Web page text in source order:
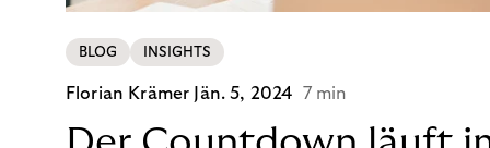
BLOG INSIGHTS
Florian Krämer Jän. 5, 2024 7 min